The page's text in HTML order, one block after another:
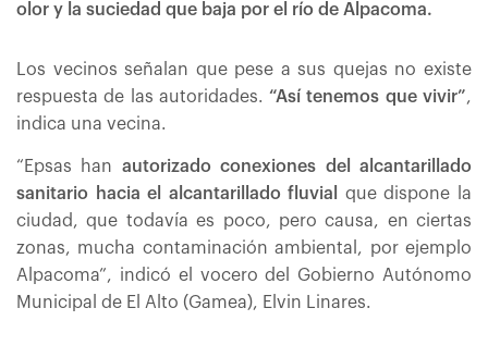
olor y la suciedad que baja por el río de Alpacoma.
Los vecinos señalan que pese a sus quejas no existe
respuesta de las autoridades.“Así tenemos que vivir”,
indica una vecina.
“Epsas han autorizado conexiones del alcantarillado
sanitario hacia el alcantarillado fluvial que dispone la
ciudad, que todavía es poco, pero causa, en ciertas
zonas, mucha contaminación ambiental, por ejemplo
Alpacoma”, indicó el vocero del Gobierno Autónomo
Municipal de El Alto (Gamea), Elvin Linares.